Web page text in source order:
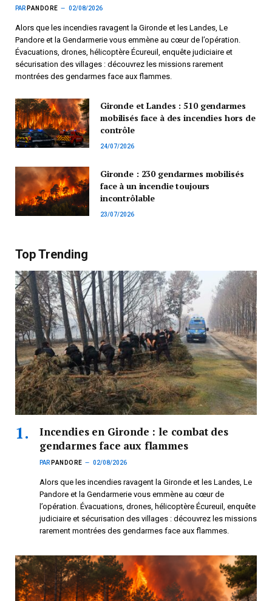
PAR PANDORE 02/08/2026
Alors que les incendies ravagent la Gironde et les Landes, Le
Pandore et la Gendarmerie vous emmène au cœur de l’opération.
Évacuations, drones, hélicoptère Écureuil, enquête judiciaire et
sécurisation des villages : découvrez les missions rarement
montrées des gendarmes face aux flammes.
Gironde et Landes : 510 gendarmes
mobilisés face à des incendies hors de
contrôle
24/07/2026
Gironde : 230 gendarmes mobilisés
face à un incendie toujours
incontrôlable
23/07/2026
Top Trending
Incendies en Gironde : le combat des
gendarmes face aux flammes
PAR PANDORE 02/08/2026
Alors que les incendies ravagent la Gironde et les Landes, Le
Pandore et la Gendarmerie vous emmène au cœur de
l’opération. Évacuations, drones, hélicoptère Écureuil, enquête
judiciaire et sécurisation des villages : découvrez les missions
rarement montrées des gendarmes face aux flammes.